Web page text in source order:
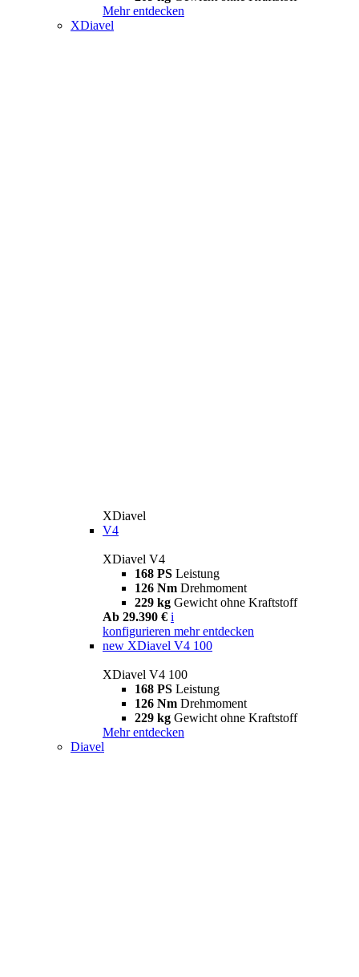
Mehr entdecken
XDiavel
XDiavel
V4
XDiavel V4
168 PS Leistung
126 Nm Drehmoment
229 kg Gewicht ohne Kraftstoff
Ab 29.390 € i
konfigurieren mehr entdecken
new XDiavel V4 100
XDiavel V4 100
168 PS Leistung
126 Nm Drehmoment
229 kg Gewicht ohne Kraftstoff
Mehr entdecken
Diavel